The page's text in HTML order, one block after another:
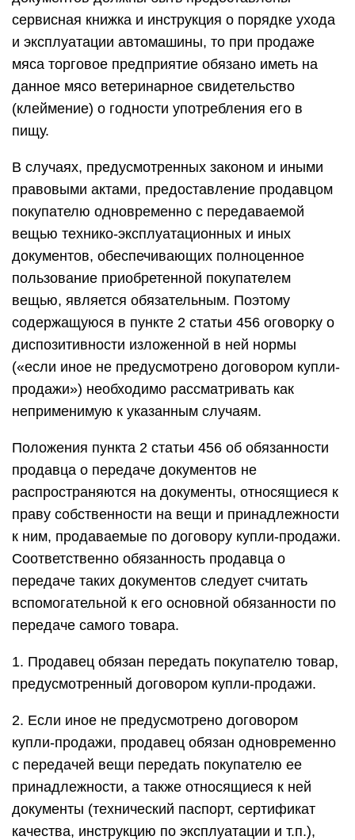
сервисная книжка и инструкция о порядке ухода
и эксплуатации автомашины, то при продаже
мяса торговое предприятие обязано иметь на
данное мясо ветеринарное свидетельство
(клеймение) о годности употребления его в
пищу.
В случаях, предусмотренных законом и иными
правовыми актами, предоставление продавцом
покупателю одновременно с передаваемой
вещью технико-эксплуатационных и иных
документов, обеспечивающих полноценное
пользование приобретенной покупателем
вещью, является обязательным. Поэтому
содержащуюся в пункте 2 статьи 456 оговорку о
диспозитивности изложенной в ней нормы
(«если иное не предусмотрено договором купли-
продажи») необходимо рассматривать как
неприменимую к указанным случаям.
Положения пункта 2 статьи 456 об обязанности
продавца о передаче документов не
распространяются на документы, относящиеся к
праву собственности на вещи и принадлежности
к ним, продаваемые по договору купли-продажи.
Соответственно обязанность продавца о
передаче таких документов следует считать
вспомогательной к его основной обязанности по
передаче самого товара.
1. Продавец обязан передать покупателю товар,
предусмотренный договором купли-продажи.
2. Если иное не предусмотрено договором
купли-продажи, продавец обязан одновременно
с передачей вещи передать покупателю ее
принадлежности, а также относящиеся к ней
документы (технический паспорт, сертификат
качества, инструкцию по эксплуатации и т.п.),